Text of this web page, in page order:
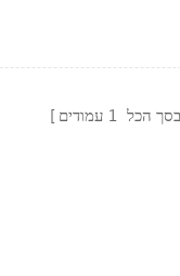
הכל 1 עמודים